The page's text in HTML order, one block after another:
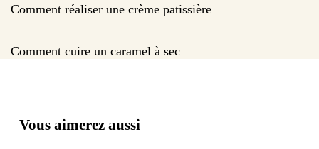
Comment réaliser une crème patissière
Comment cuire un caramel à sec
Vous aimerez aussi